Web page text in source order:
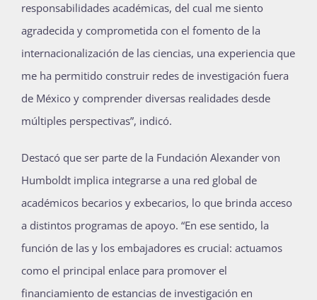
responsabilidades académicas, del cual me siento
agradecida y comprometida con el fomento de la
internacionalización de las ciencias, una experiencia que
me ha permitido construir redes de investigación fuera
de México y comprender diversas realidades desde
múltiples perspectivas”, indicó.
Destacó que ser parte de la Fundación Alexander von
Humboldt implica integrarse a una red global de
académicos becarios y exbecarios, lo que brinda acceso
a distintos programas de apoyo. “En ese sentido, la
función de las y los embajadores es crucial: actuamos
como el principal enlace para promover el
financiamiento de estancias de investigación en